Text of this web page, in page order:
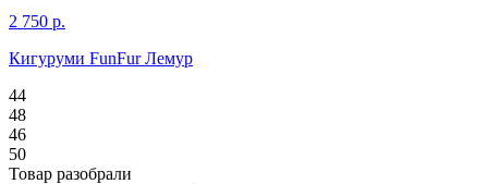
2 750 р.
Кигуруми FunFur Лемур
44
48
46
50
Товар разобрали